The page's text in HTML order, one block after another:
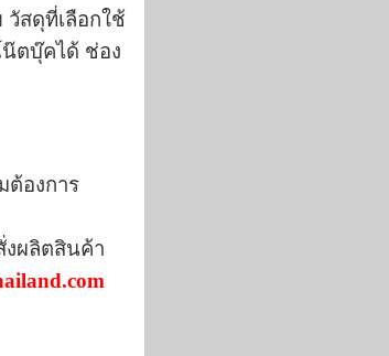
วัสดุที่เลือกใช้
ตบุ๊คได้ ช่อง
ต้องการ
งผลิตสินค้า